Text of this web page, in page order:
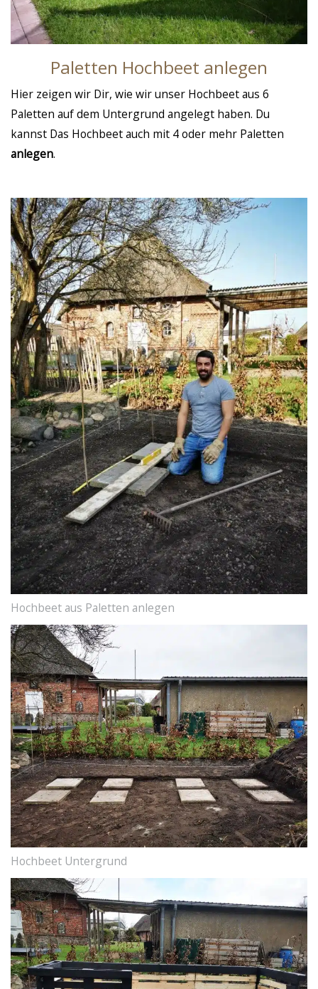
Paletten Hochbeet anlegen
Hier zeigen wir Dir, wie wir unser Hochbeet aus 6
Paletten auf dem Untergrund angelegt haben. Du
kannst Das Hochbeet auch mit 4 oder mehr Paletten
anlegen.
Hochbeet aus Paletten anlegen
Hochbeet Untergrund